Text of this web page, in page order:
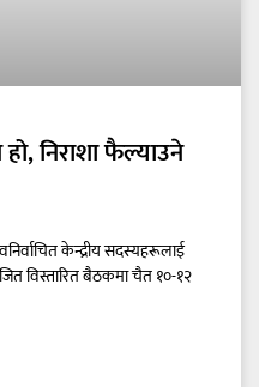
निराशा फैल्याउने
केन्द्रीय सदस्यहरूलाई
विस्तारित बैठकमा चैत १०-१२